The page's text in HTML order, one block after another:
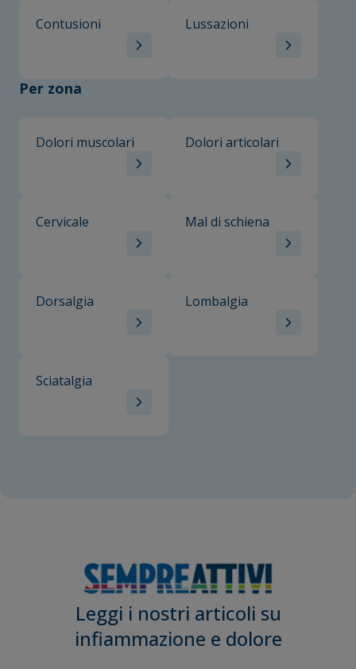
Contusioni Lussazioni
Per zona
Dolori muscolari Dolori articolari
Cervicale Mal di schiena
Dorsalgia Lombalgia
Sciatalgia
Leggi i nostri articoli su
infiammazione e dolore